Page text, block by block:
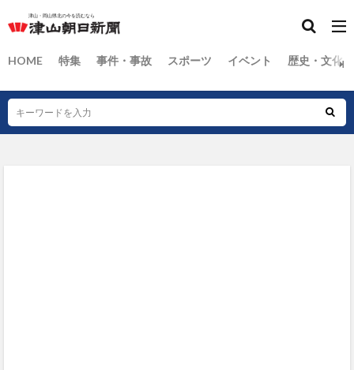
HOME 特集 事件・事故 スポーツ イベント 歴史・文化